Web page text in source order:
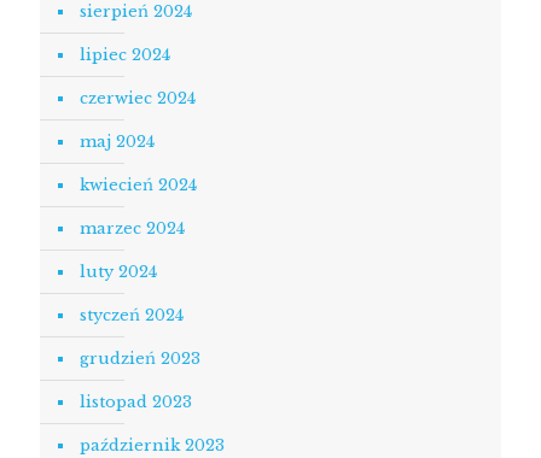
sierpień 2024
lipiec 2024
czerwiec 2024
maj 2024
kwiecień 2024
marzec 2024
luty 2024
styczeń 2024
grudzień 2023
listopad 2023
październik 2023